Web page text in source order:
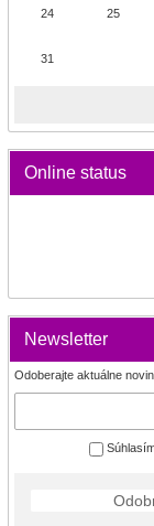
24 25
31
Online status
Newsletter
Odoberajte aktuálne